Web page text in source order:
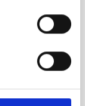
nuclei
mass